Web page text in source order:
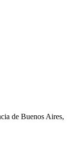
de Buenos Aires,